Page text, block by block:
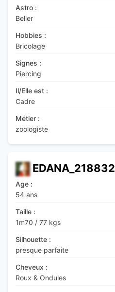
Astro :
Belier
Hobbies :
Bricolage
Signes :
Piercing
Il/Elle est :
Cadre
Métier :
zoologiste
EDANA_218832
Age :
54 ans
Taille :
1m70 / 77 kgs
Silhouette :
presque parfaite
Cheveux :
Roux & Ondules